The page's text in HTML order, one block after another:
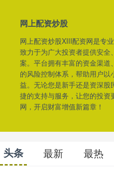
网上配资炒股
网上配资炒股XIII配资网是专
致力于为广大投资者提供安
案。平台拥有丰富的资金渠道
的风险控制体系，帮助用户以
益。无论您是新手还是资深股
捷的支持与服务，让您的投资
网，开启财富增值新篇章！
头条 最新 最热